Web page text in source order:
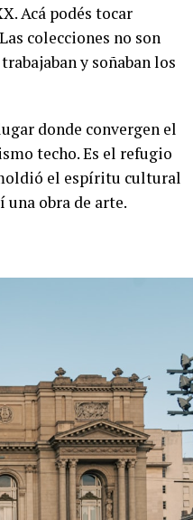
Acá podés tocar
colecciones no son
y soñaban los
donde convergen el
techo. Es el refugio
el espíritu cultural
una obra de arte.